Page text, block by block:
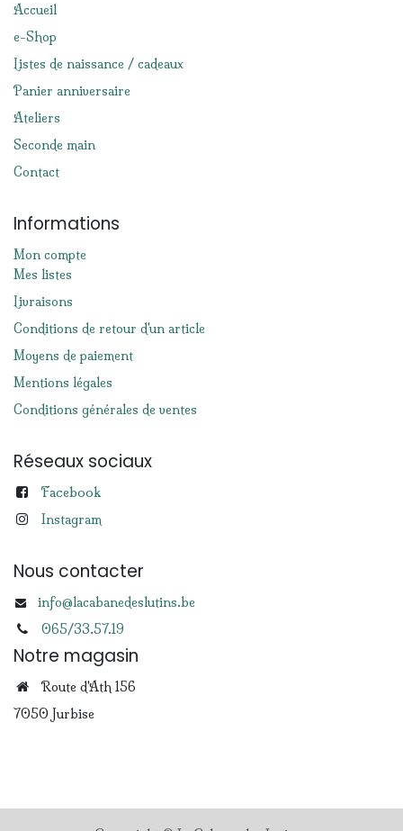
Accueil
e-Shop
Listes de naissance / cadeaux
Panier anniversaire
Ateliers
Seconde main
Contact
Informations
Mon compte
Mes listes
Livraisons
Conditions de retour d'un article
Moyens de paiement
Mentions légales
Conditions générales de ventes
Réseaux sociaux
Facebook
Instagram
Nous contacter
info@lacabanedeslutins.be
065/33.57.19
Notre magasin
Route d'Ath 156
7050 Jurbise